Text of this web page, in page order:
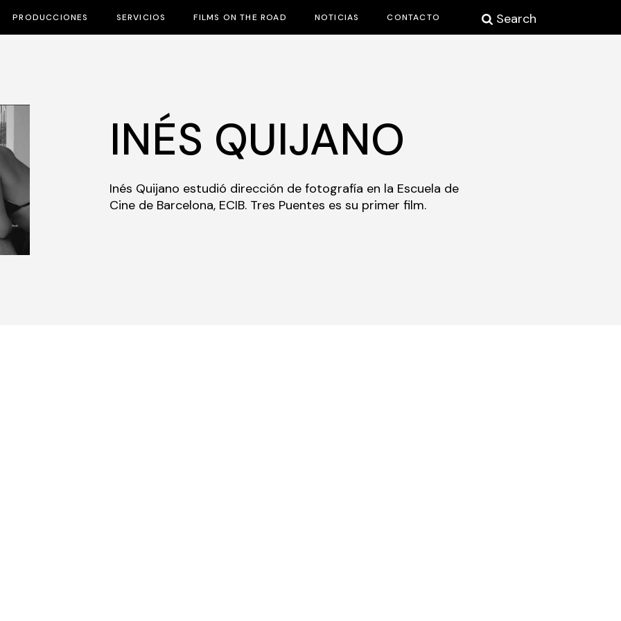
PRODUCCIONES SERVICIOS FILMS ON THE ROAD NOTICIAS CONTACTO Search
INÉS QUIJANO
Inés Quijano estudió dirección de fotografía en la Escuela de
Cine de Barcelona, ECIB. Tres Puentes es su primer film.